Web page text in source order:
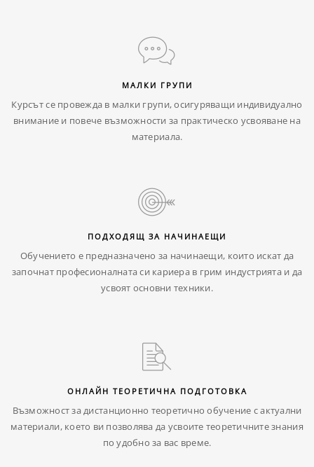
МАЛКИ ГРУПИ
Курсът се провежда в малки групи, осигуряващи индивидуално
внимание и повече възможности за практическо усвояване на
материала.
ПОДХОДЯЩ ЗА НАЧИНАЕЩИ
Обучението е предназначено за начинаещи, които искат да
започнат професионалната си кариера в грим индустрията и да
усвоят основни техники.
ОНЛАЙН ТЕОРЕТИЧНА ПОДГОТОВКА
Възможност за дистанционно теоретично обучение с актуални
материали, което ви позволява да усвоите теоретичните знания
по удобно за вас време.